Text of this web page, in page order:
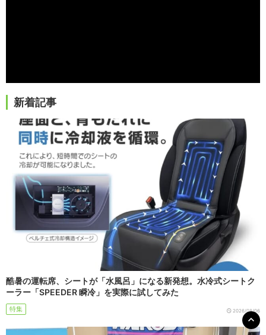
新着記事
酷暑の運転席、シートが「水風呂」になる新発想。水冷式シートク
ーラー「SPEEDER 瞬冷」を実際に試してみた
特集 2026/08/06